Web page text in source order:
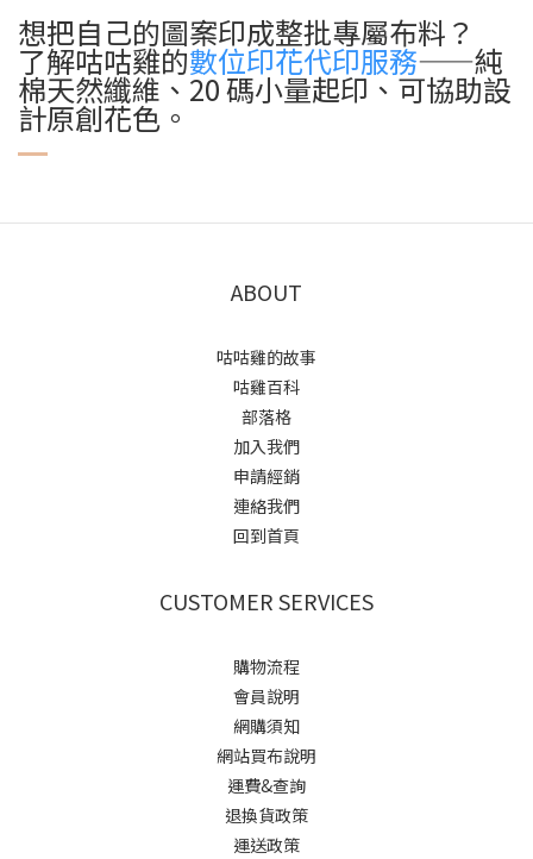
想把自己的圖案印成整批專屬布料？
了解咕咕雞的數位印花代印服務——純
棉天然纖維、20 碼小量起印、可協助設
計原創花色。
ABOUT
咕咕雞的故事
咕雞百科
部落格
加入我們
申請經銷
連絡我們
回到首頁
CUSTOMER SERVICES
購物流程
會員說明
網購須知
網站買布說明
運費&查詢
退換貨政策
運送政策